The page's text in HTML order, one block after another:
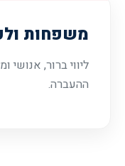
משפחות
ליווי ברור,
ההעברה.